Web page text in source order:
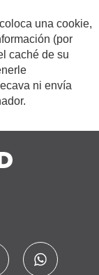
una cookie,
(por
caché de su
ni envía